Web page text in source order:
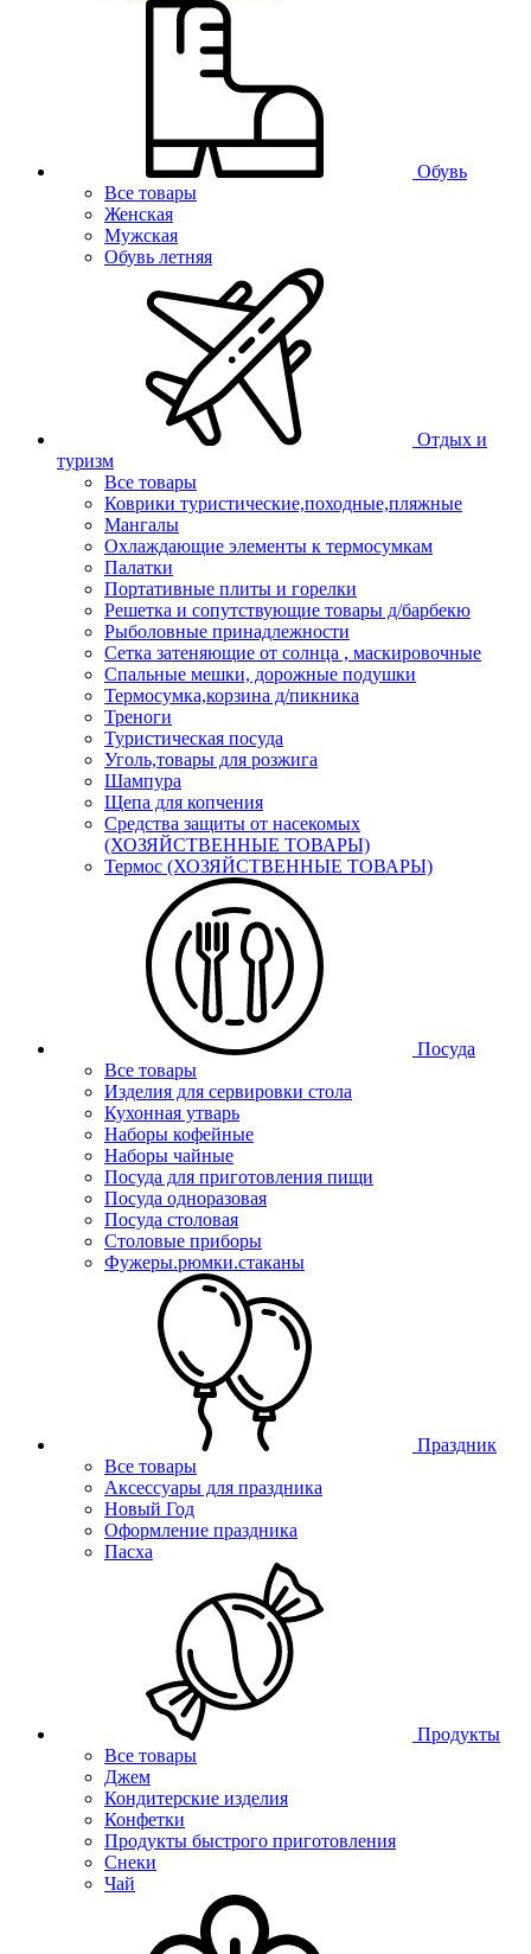
Обувь
Все товары
Женская
Мужская
Обувь летняя
Отдых и
туризм
Все товары
Коврики туристические,походные,пляжные
Мангалы
Охлаждающие элементы к термосумкам
Палатки
Портативные плиты и горелки
Решетка и сопутствующие товары д/барбекю
Рыболовные принадлежности
Сетка затеняющие от солнца , маскировочные
Спальные мешки, дорожные подушки
Термосумка,корзина д/пикника
Треноги
Туристическая посуда
Уголь,товары для розжига
Шампура
Щепа для копчения
Средства защиты от насекомых
(ХОЗЯЙСТВЕННЫЕ ТОВАРЫ)
Термос (ХОЗЯЙСТВЕННЫЕ ТОВАРЫ)
Посуда
Все товары
Изделия для сервировки стола
Кухонная утварь
Наборы кофейные
Наборы чайные
Посуда для приготовления пищи
Посуда одноразовая
Посуда столовая
Столовые приборы
Фужеры.рюмки.стаканы
Праздник
Все товары
Аксессуары для праздника
Новый Год
Оформление праздника
Пасха
Продукты
Все товары
Джем
Кондитерские изделия
Конфетки
Продукты быстрого приготовления
Снеки
Чай